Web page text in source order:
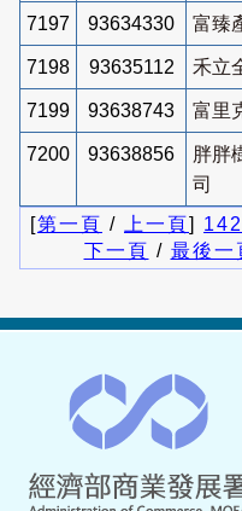
7197 93634330 富臻
7198 93635112 禾立
7199 93638743 富里
7200 93638856
胖胖
司
[第一頁 / 上一頁] 142
下一頁 / 最後一